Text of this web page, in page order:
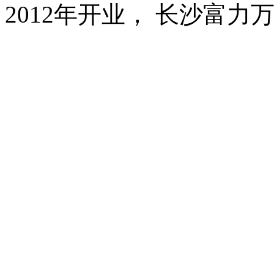
2012年开业， 长沙富